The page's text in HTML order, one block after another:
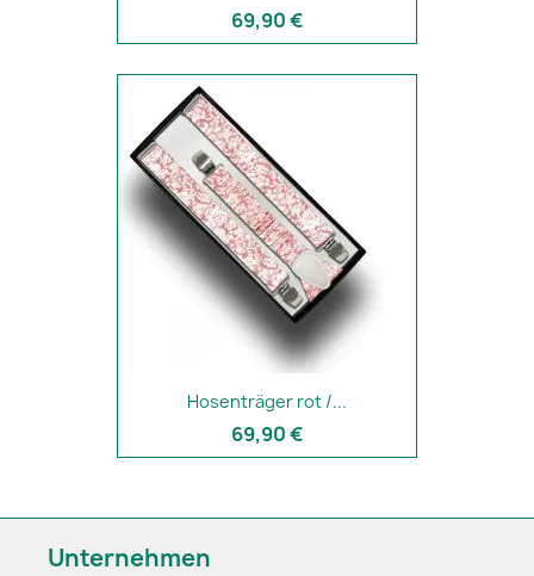
69,90 €
Hosenträger rot /...
69,90 €
Unternehmen